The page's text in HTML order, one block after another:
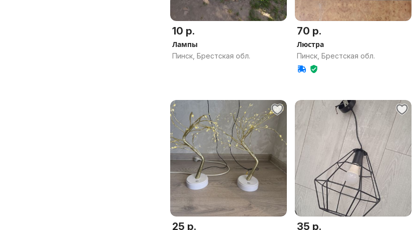
10 р.
Лампы
Пинск, Брестская обл.
70 р.
Люстра
Пинск, Брестская обл.
25 р. 35 р.